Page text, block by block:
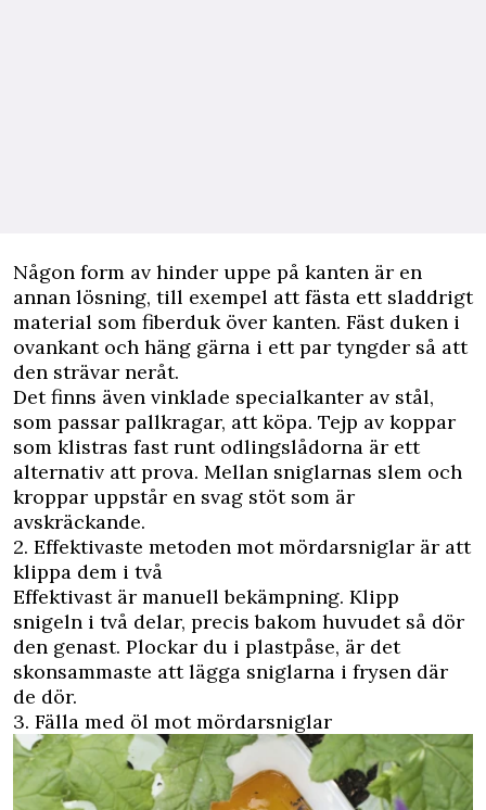
Någon form av hinder uppe på kanten är en
annan lösning, till exempel att fästa ett sladdrigt
material som fiberduk över kanten. Fäst duken i
ovankant och häng gärna i ett par tyngder så att
den strävar neråt.
Det finns även vinklade specialkanter av stål,
som passar pallkragar, att köpa. Tejp av koppar
som klistras fast runt odlingslådorna är ett
alternativ att prova. Mellan sniglarnas slem och
kroppar uppstår en svag stöt som är
avskräckande.
2. Effektivaste metoden mot mördarsniglar är att
klippa dem i två
Effektivast är manuell bekämpning. Klipp
snigeln i två delar, precis bakom huvudet så dör
den genast. Plockar du i plastpåse, är det
skonsammaste att lägga sniglarna i frysen där
de dör.
3. Fälla med öl mot mördarsniglar